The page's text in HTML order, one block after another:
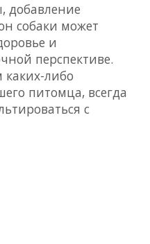
добавление
собаки может
и
перспективе.
либо
питомца, всегда
с